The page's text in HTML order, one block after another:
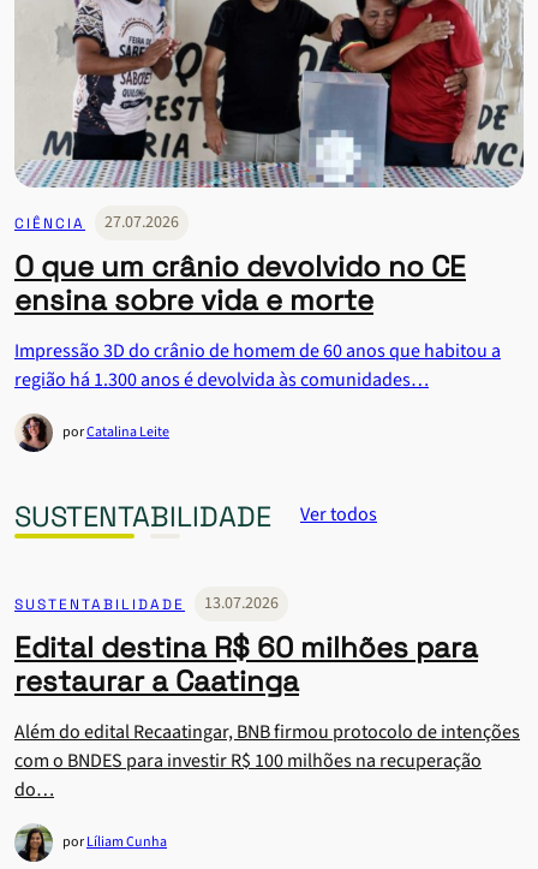
SUSTENTABILIDADE Ver todos
SUSTENTABILIDADE 13.07.2026
Edital destina R$ 60 milhões para
restaurar a Caatinga
Além do edital Recaatingar, BNB firmou protocolo de intenções
com o BNDES para investir R$ 100 milhões na recuperação
do…
porLíliam Cunha
CIÊNCIA 27.07.2026
O que um crânio devolvido no CE
ensina sobre vida e morte
Impressão 3D do crânio de homem de 60 anos que habitou a
região há 1.300 anos é devolvida às comunidades…
porCatalina Leite